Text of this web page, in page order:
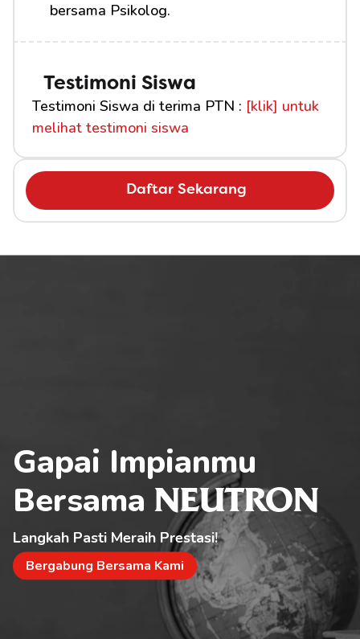
Daftar Sekarang
bersama Psikolog.
Testimoni Siswa
Testimoni Siswa di terima PTN : [klik] untuk
melihat testimoni siswa
Gapai Impianmu
Bersama NEUTRON
Langkah Pasti Meraih Prestasi!
Bergabung Bersama Kami